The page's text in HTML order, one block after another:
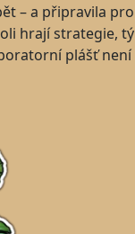
– a připravila
hrají strategie,
plášť